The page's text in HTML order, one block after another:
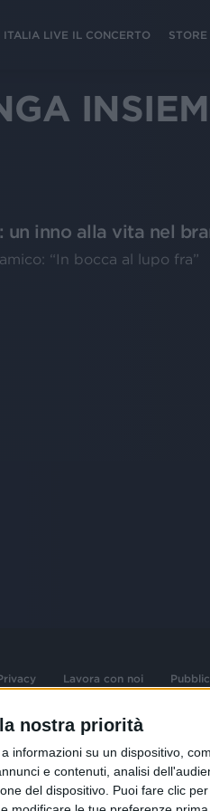
nostra priorità
informazioni su un dispositivo,
e contenuti, analisi
del dispositivo. Puoi fare clic
ITALIA LIVE IL CONCERTO STORE
un inno alla vita nel
“In bocca al lupo fra”
Lavora con noi
riservati. Per le opere dell'ingegno
normativa dei diritti d'autore e dei diritti
Imprese Milano - C.F. e n° iscrizione